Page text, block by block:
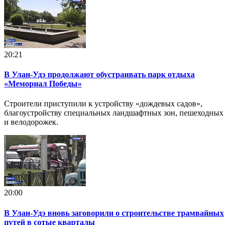
20:21
В Улан-Удэ продолжают обустраивать парк отдыха
«Мемориал Победы»
Строители приступили к устройству «дождевых садов»,
благоустройству специальных ландшафтных зон, пешеходных
и велодорожек.
20:00
В Улан-Удэ вновь заговорили о строительстве трамвайных
путей в сотые кварталы